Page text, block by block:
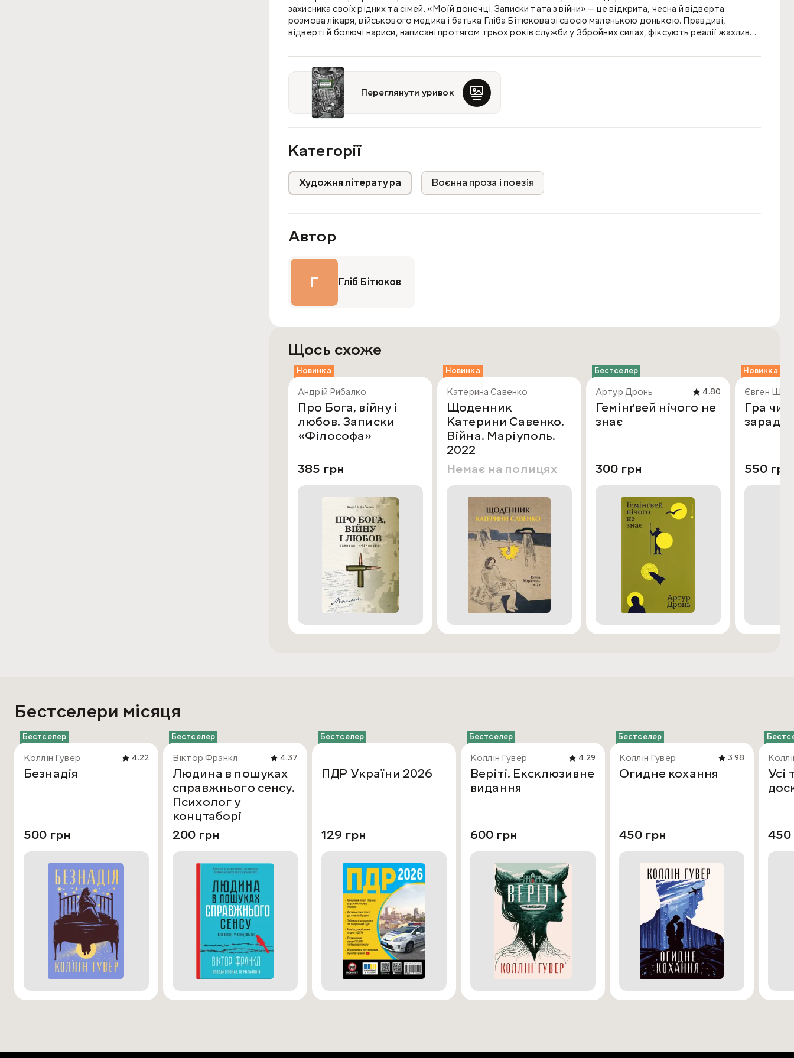
захисника своїх рідних та сімей. «Моїй до­неч­ці. Записки тата з війни» — це відкрита, чесна й відверта
розмова лікаря, військового медика і батька Гліба Бітюкова зі ­своєю маленькою донькою. Правдиві,
відверті й болючі нариси, написані протягом трьох років служби у Збройних силах, фіксують реалії жахливої
водночас найважливіші миті життя.
За двома нарисами Гліба Бітюкова студія «Вавилон-13» відзняла документальні відеофіксації реалій війни,
які ви знайдете за вміщеними QR-кодами.
Переглянути уривок
Категорії
Художня література Воєнна проза і поезія
Автор
Г Гліб Бітюков
Щось схоже
Новинка
Андрій Рибалко
Про Бога, війну і
любов. Записки
«Філософа»
385 грн
Новинка
Катерина Савенко
Щоденник
Катерини Савенко.
Війна. Маріуполь.
2022
Немає на полицях
Бестселер
Артур Дронь 4.80
Гемінґвей нічого не
знає
300 грн
Новинка
Євген
Гра
заради
550 грн
Бестселери місяця
Бестселер
Коллін Гувер 4.22
Безнадія
500 грн
Бестселер
Віктор Франкл 4.37
Людина в пошуках
справжнього сенсу.
Психолог у
концтаборі
200 грн
Бестселер
ПДР України 2026
129 грн
Бестселер
Коллін Гувер 4.29
Веріті. Ексклюзивне
видання
600 грн
Бестселер
Коллін Гувер 3.98
Огидне кохання
450 грн
Усі
450